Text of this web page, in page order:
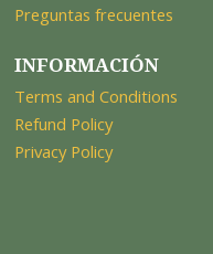
Preguntas frecuentes
INFORMACIÓN
Terms and Conditions
Refund Policy
Privacy Policy